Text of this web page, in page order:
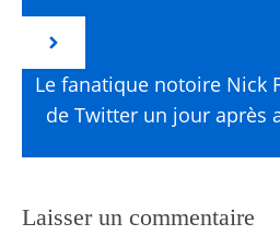
Le fanatique notoire Nick
de Twitter un jour après
Laisser un commentaire